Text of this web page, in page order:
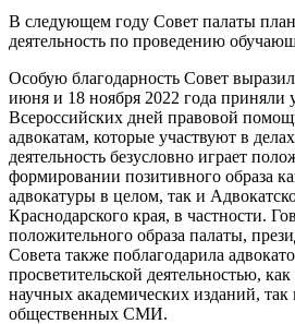
В следующем году Совет палаты
деятельность по проведению
Особую благодарность Совет
июня и 18 ноября 2022 года приняли
Всероссийских дней правовой
адвокатам, которые участвуют в
деятельность безусловно играет
формировании позитивного образа
адвокатуры в целом, так и
Краснодарского края, в частности.
положительного образа палаты,
Совета также поблагодарила
просветительской деятельностью,
научных академических изданий,
общественных СМИ.